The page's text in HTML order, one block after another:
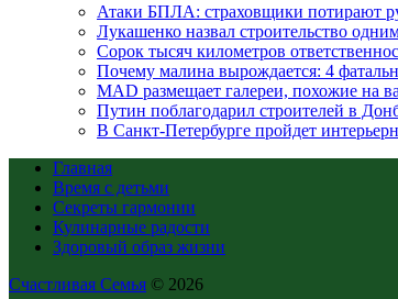
Атаки БПЛА: страховщики потирают
Лукашенко назвал строительство
Сорок тысяч километров
Почему малина вырождается: 4
MAD размещает галереи, похожие на
Путин поблагодарил строителей в
В Санкт-Петербурге пройдет
Главная
Время с детьми
Секреты гармонии
Кулинарные радости
Здоровый образ жизни
Счастливая Семья © 2026